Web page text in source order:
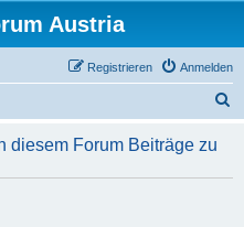
Austria
Anmelden
Registrieren
h
diesem Forum Beiträge zu